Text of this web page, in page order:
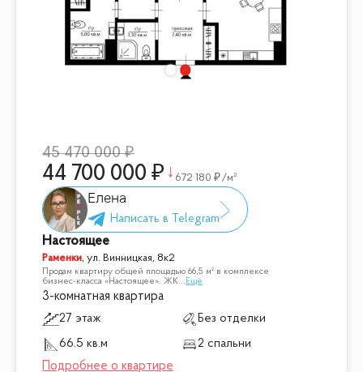
45 470 000
44 700 000 672 180 /м²
Елена
Настоящее
Раменки,ул. Винницкая, 8к2
Продам квартиру общей площадью 66,5 м² в комплексе
бизнес-класса «Настоящее». ЖК... Ещё
3-комнатная квартира
27 этаж
Без отделки
66.5 кв.м
2 спальни